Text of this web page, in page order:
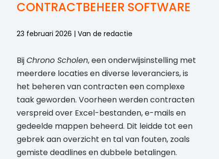
CONTRACTBEHEER SOFTWARE
23 februari 2026 | Van de redactie
BijChrono Scholen, een onderwijsinstelling met
meerdere locaties en diverse leveranciers, is
het beheren van contracten een complexe
taak geworden. Voorheen werden contracten
verspreid over Excel-bestanden, e-mails en
gedeelde mappen beheerd. Dit leidde tot een
gebrek aan overzicht en tal van fouten, zoals
gemiste deadlines en dubbele betalingen.